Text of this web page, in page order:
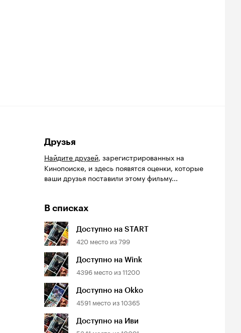
Друзья
Найдите друзей, зарегистрированных на
Кинопоиске, и здесь появятся оценки, которые
ваши друзья поставили этому фильму...
В списках
Доступно на START
420 место из799
Доступно на Wink
4396 место из11200
Доступно на Okko
4591 место из10365
Доступно на Иви